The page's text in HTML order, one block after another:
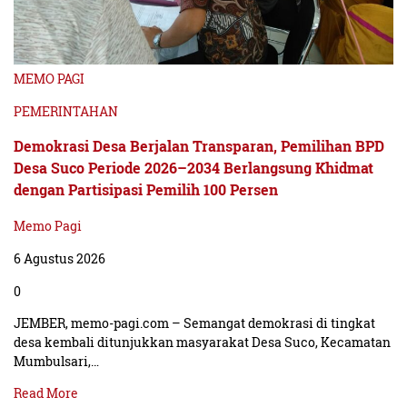
MEMO PAGI
PEMERINTAHAN
Demokrasi Desa Berjalan Transparan, Pemilihan BPD
Desa Suco Periode 2026–2034 Berlangsung Khidmat
dengan Partisipasi Pemilih 100 Persen
Memo Pagi
6 Agustus 2026
0
JEMBER, memo-pagi.com – Semangat demokrasi di tingkat
desa kembali ditunjukkan masyarakat Desa Suco, Kecamatan
Mumbulsari,…
Read More